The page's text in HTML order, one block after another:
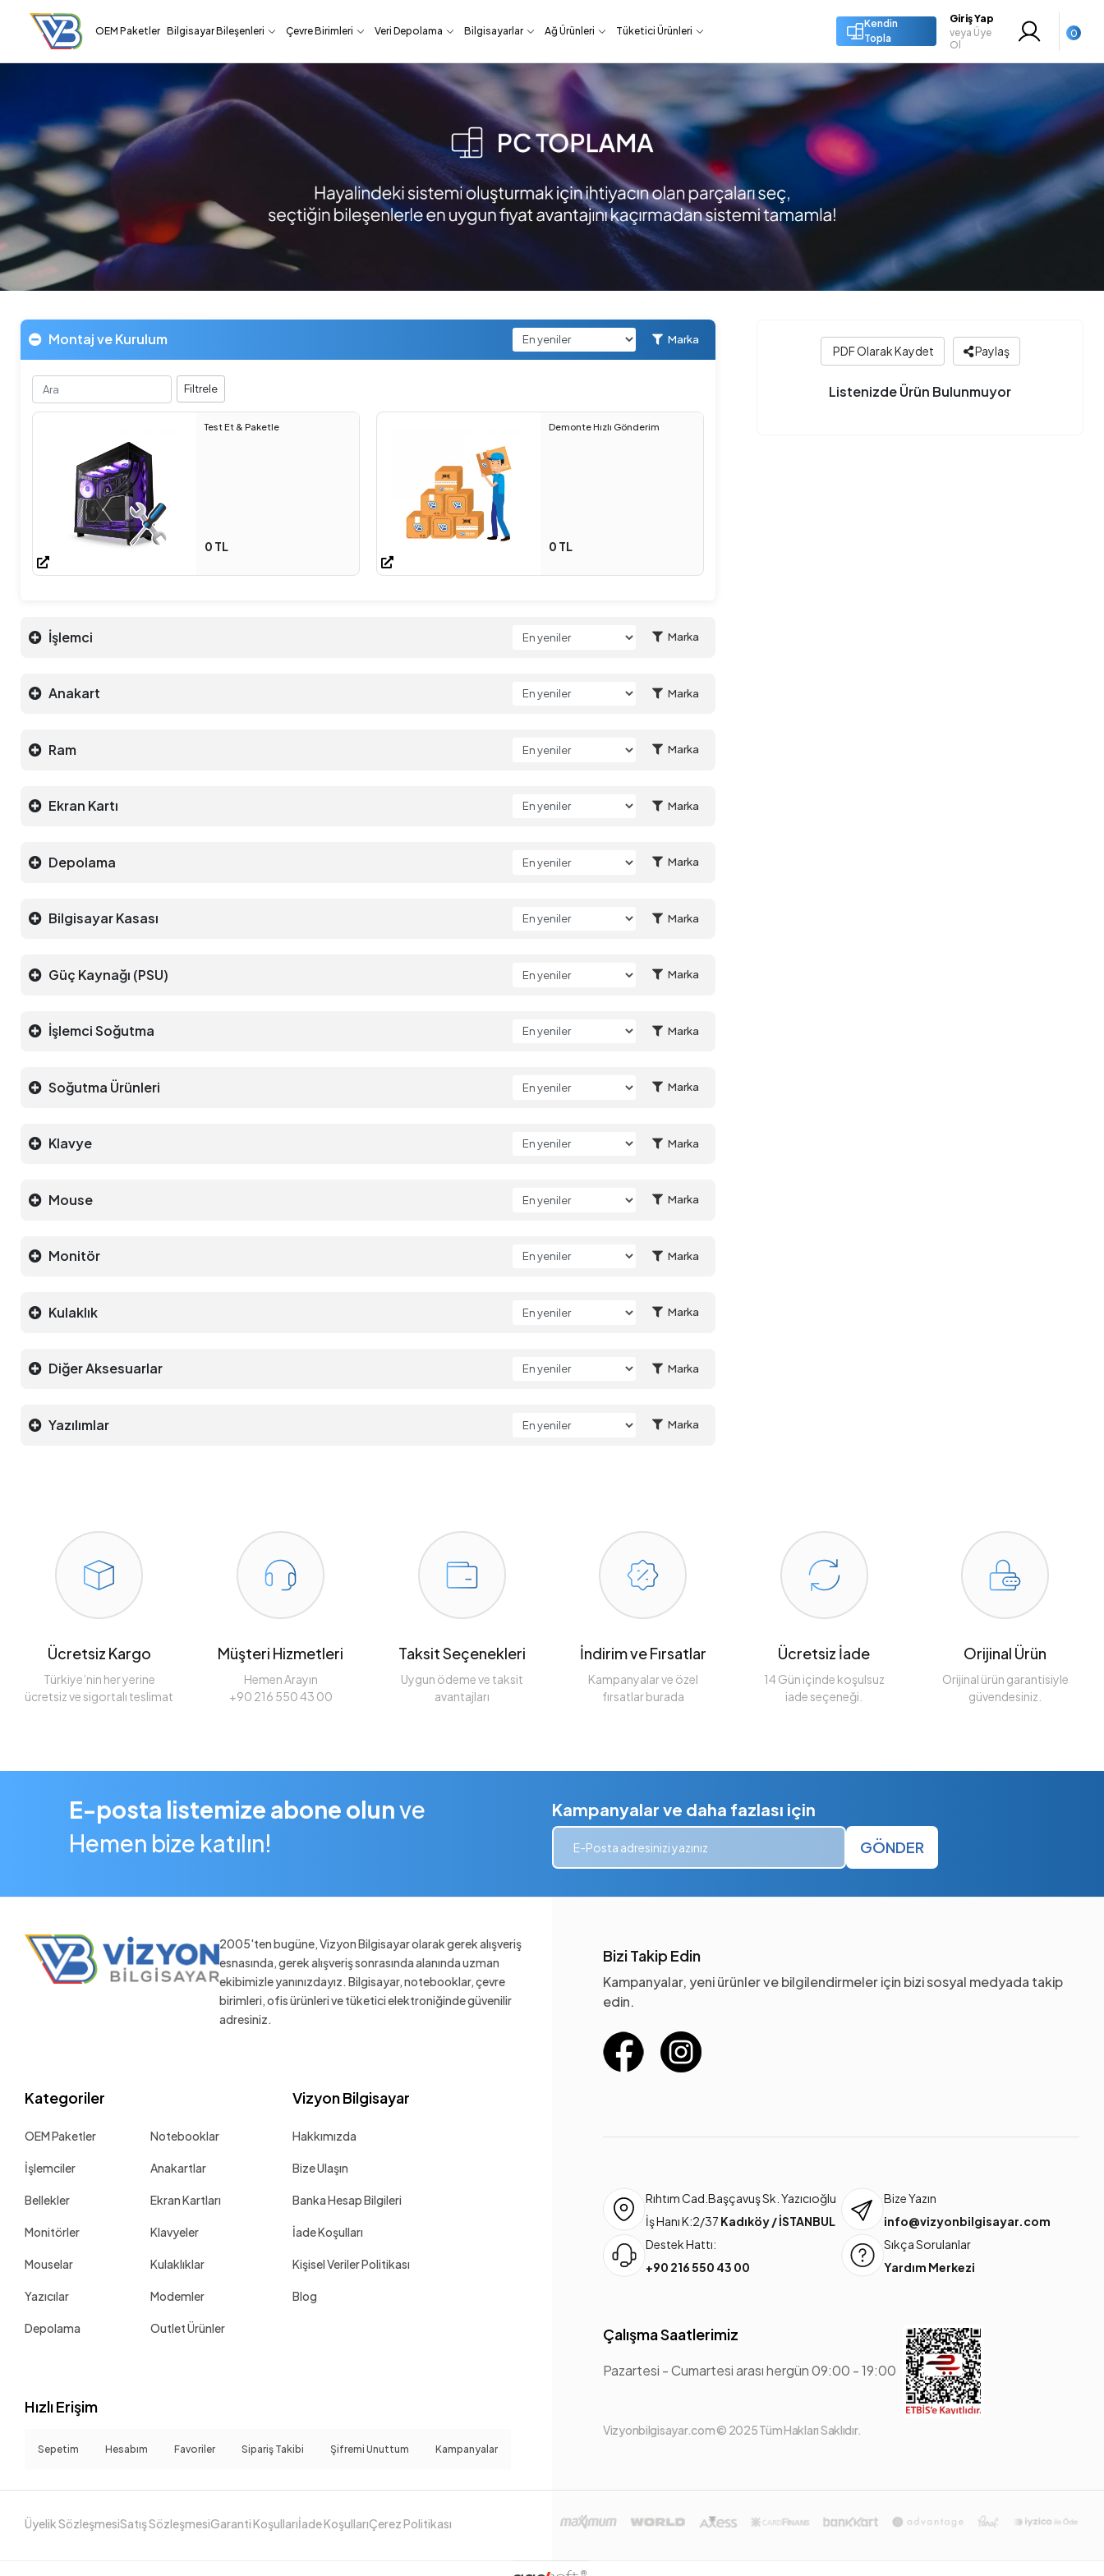
OEM Paketler Bilgisayar Bileşenleri Çevre Birimleri Veri Depolama Bilgisayarlar Ağ Ürünleri Tüketici Ürünleri
Kendin
Topla
Giriş Yap
veya Üye
Ol
0
Montaj ve Kurulum Marka
Filtrele
Test Et & Paketle
0 TL
Demonte Hızlı Gönderim
0 TL
İşlemci Marka
Anakart Marka
Ram Marka
Ekran Kartı Marka
Depolama Marka
Bilgisayar Kasası Marka
Güç Kaynağı (PSU) Marka
İşlemci Soğutma Marka
Soğutma Ürünleri Marka
Klavye Marka
Mouse Marka
Monitör Marka
Kulaklık Marka
Diğer Aksesuarlar Marka
Yazılımlar Marka
PDF Olarak Kaydet Paylaş
Listenizde Ürün Bulunmuyor
Ücretsiz Kargo
Türkiye’nin her yerine
ücretsiz ve sigortalı teslimat
Müşteri Hizmetleri
Hemen Arayın
+90 216 550 43 00
Taksit Seçenekleri
Uygun ödeme ve taksit
avantajları
İndirim ve Fırsatlar
Kampanyalar ve özel
fırsatlar burada
Ücretsiz İade
14 Gün içinde koşulsuz
iade seçeneği.
Orijinal Ürün
Orijinal ürün garantisiyle
güvendesiniz.
E-posta listemize abone olunve
Hemen bize katılın!
Kampanyalar ve daha fazlası için
GÖNDER
2005'ten bugüne, Vizyon Bilgisayar olarak gerek alışveriş
esnasında, gerek alışveriş sonrasında alanında uzman
ekibimizle yanınızdayız. Bilgisayar, notebooklar, çevre
birimleri, ofis ürünleri ve tüketici elektroniğinde güvenilir
adresiniz.
Kategoriler
OEM Paketler Notebooklar
İşlemciler Anakartlar
Bellekler Ekran Kartları
Monitörler Klavyeler
Mouselar Kulaklıklar
Yazıcılar Modemler
Depolama Outlet Ürünler
Vizyon Bilgisayar
Hakkımızda
Bize Ulaşın
Banka Hesap Bilgileri
İade Koşulları
Kişisel Veriler Politikası
Blog
Hızlı Erişim
Sepetim Hesabım Favoriler Sipariş Takibi Şifremi Unuttum Kampanyalar
Bizi Takip Edin
Kampanyalar, yeni ürünler ve bilgilendirmeler için bizi sosyal medyada takip
edin.
Rıhtım Cad.Başçavuş Sk. Yazıcıoğlu
İş Hanı K:2/37 Kadıköy / İSTANBUL
Bize Yazın
info@vizyonbilgisayar.com
Destek Hattı:
+90 216 550 43 00
Sıkça Sorulanlar
Yardım Merkezi
Çalışma Saatlerimiz
Pazartesi - Cumartesi arası hergün 09:00 - 19:00
Vizyonbilgisayar.com © 2025 Tüm Hakları Saklıdır.
Üyelik SözleşmesiSatış SözleşmesiGaranti Koşullarıİade KoşullarıÇerez Politikası